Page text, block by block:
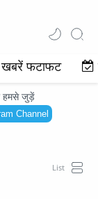
खबरें फटाफट
हमसे जुड़ें
Channel